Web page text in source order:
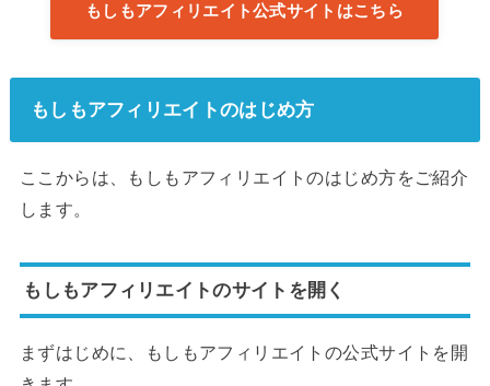
もしもアフィリエイト公式サイトはこちら
もしもアフィリエイトのはじめ方
ここからは、もしもアフィリエイトのはじめ方をご紹介
します。
もしもアフィリエイトのサイトを開く
まずはじめに、もしもアフィリエイトの公式サイトを開